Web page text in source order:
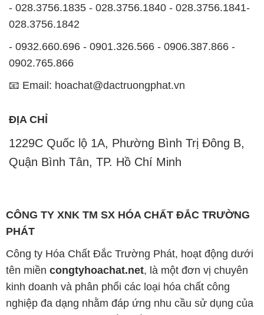
- 028.3756.1835 - 028.3756.1840 - 028.3756.1841-
028.3756.1842
- 0932.660.696 - 0901.326.566 - 0906.387.866 -
0902.765.866
📧 Email: hoachat@dactruongphat.vn
ĐỊA CHỈ
1229C Quốc lộ 1A, Phường Bình Trị Đông B,
Quận Bình Tân, TP. Hồ Chí Minh
CÔNG TY XNK TM SX HÓA CHẤT ĐẮC TRƯỜNG
PHÁT
Công ty Hóa Chất Đắc Trường Phát, hoạt động dưới
tên miền congtyhoachat.net, là một đơn vị chuyên
kinh doanh và phân phối các loại hóa chất công
nghiệp đa dạng nhằm đáp ứng nhu cầu sử dụng của